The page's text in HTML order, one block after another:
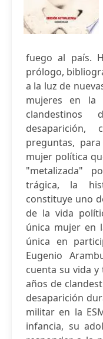
fuego al país.
prólogo,
a la luz de
mujeres en la
desaparición,
preguntas,
mujer política
"metalizada"
trágica, la
constituye uno
de la vida
única mujer en
única en
Eugenio
cuenta su vida
años de
desaparición
militar en la
infancia, su